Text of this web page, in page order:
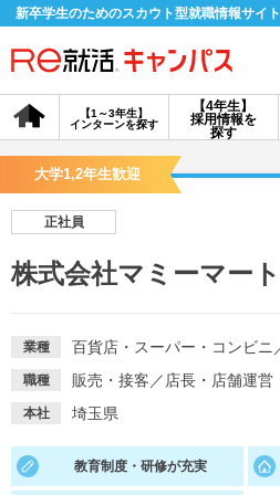
新卒学生のためのスカウト型就職情報サイト
【4年生】
採用情報を
探す
【1～3年生】
インターンを探す
会員登録
探す
イベントを探す
就活ノウハウ・サポート
大学1,2年生歓迎
正社員
株式会社マミーマート
業種 百貨店・スーパー・コンビニ
職種 販売・接客 ／ 店長・店舗運営
本社 埼玉県
教育制度・研修が充実